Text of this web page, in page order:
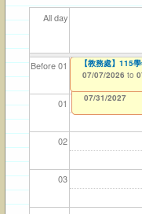
All day
Before 01
01
02
03
【資網處】
整合系統～表單
12/31/2027
【財務處】工讀
11/12/2021 to
【財務處】漏打
錄
07/31/2027
114
04/
【學
07/
商品
11/
教務
11/
【教學暨學習資
06/23/2026 to
【教務處】115
07/07/2026 to